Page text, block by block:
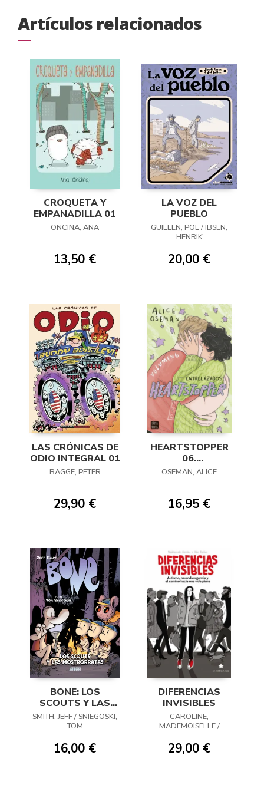
Artículos relacionados
CROQUETA Y
EMPANADILLA 01
ONCINA, ANA
13,50 €
LA VOZ DEL
PUEBLO
GUILLEN, POL / IBSEN,
HENRIK
20,00 €
LAS CRÓNICAS DE
ODIO INTEGRAL 01
BAGGE, PETER
29,90 €
HEARTSTOPPER
06.
ENTRELAZADOS
OSEMAN, ALICE
16,95 €
BONE: LOS
SCOUTS Y LAS
MOSTRORRATAS
SMITH, JEFF / SNIEGOSKI,
TOM
16,00 €
DIFERENCIAS
INVISIBLES
CAROLINE,
MADEMOISELLE /
29,00 €